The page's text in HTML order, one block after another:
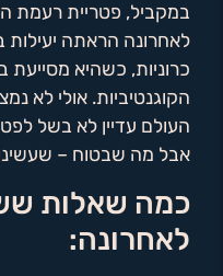
במקביל, פטריית רעמת
לאחרונה הראתה יעילות
כרוניות, כשהיא מסייעת
הקוגנטיביות. אולי לא
העולם עדיין לא בשל
אבל מה שבטוח –
כמה שאלות
לאחרונה: